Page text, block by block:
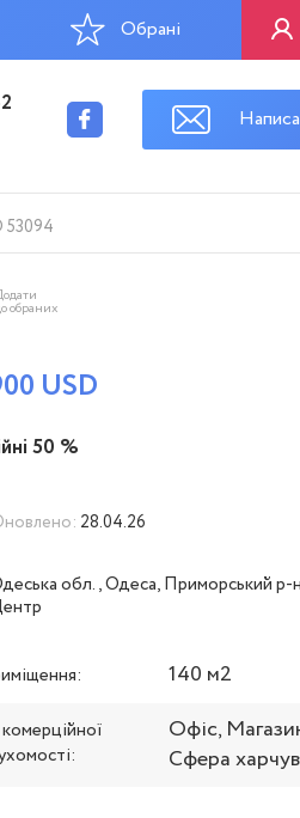
Обрані
53094
обраних
USD
50 %
28.04.26
обл., Одеса, Приморський р-
140 м2
Офіс,
Сфера